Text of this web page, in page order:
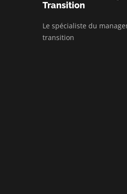
Transition
Le spécialiste du
transition